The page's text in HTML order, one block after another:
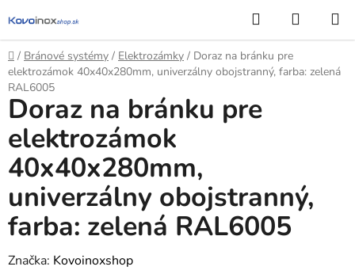
na
obsah
Hľadať
KOŠÍK
Domov
/ Bránové systémy / Elektrozámky / Doraz na bránku pre
elektrozámok 40x40x280mm, univerzálny obojstranný, farba: zelená
RAL6005
Doraz na bránku pre
elektrozámok
40x40x280mm,
univerzálny obojstranný,
farba: zelená RAL6005
Značka: Kovoinoxshop